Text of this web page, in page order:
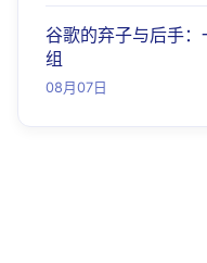
谷歌的弃子与后手
组
08月07日